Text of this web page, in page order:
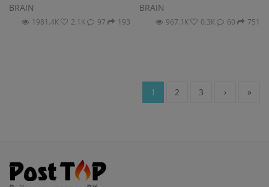
BRAIN
1981.4К 2.1К 97 193
BRAIN
967.1К 0.3К 60 751
1 2 3 › »